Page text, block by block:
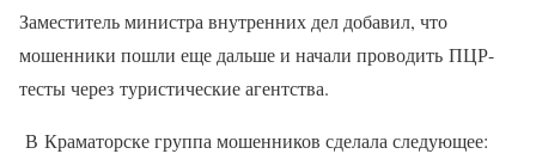
Заместитель министра внутренних дел добавил, что
мошенники пошли еще дальше и начали проводить ПЦР-
тесты через туристические агентства.
В Краматорске группа мошенников сделала следующее: